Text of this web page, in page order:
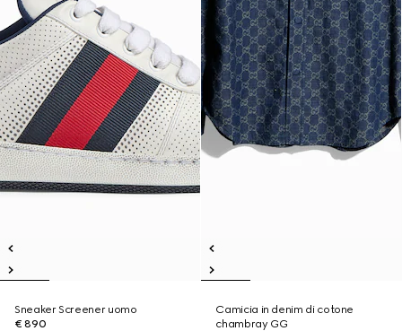
Sneaker Screener uomo
€ 890
Camicia in denim di cotone
chambray GG